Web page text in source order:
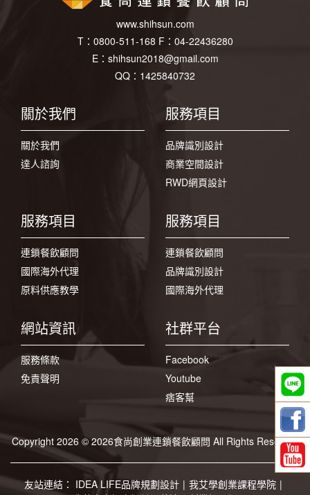
www.shihsun.com
T： 0800-511-168 F： 04-22436280
E： shihsun2018@gmail.com
QQ：1425840732
關於我們
關於我們
達人諮詢
服務項目
品牌識別設計
商業空間設計
RWD網頁設計
服務項目
連鎖餐飲顧問
國際海外代理
原料供應教學
服務項目
連鎖餐飲顧問
品牌識別設計
國際海外代理
網站資訊
服務條款
免責聲明
社群平台
Facebook
Youtube
痞客幫
Copyright 2026 © 2026食尚創業連鎖餐飲顧問 All Rights Reserved
友站連結： IDEA LIFE品牌規劃設計 | 我艾學創業課程學院 |